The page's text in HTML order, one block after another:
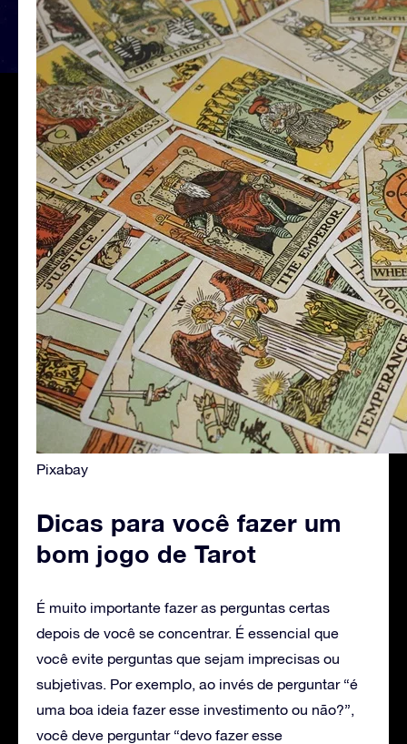
Pixabay
Dicas para você fazer um
bom jogo de Tarot
É muito importante fazer as perguntas certas
depois de você se concentrar. É essencial que
você evite perguntas que sejam imprecisas ou
subjetivas. Por exemplo, ao invés de perguntar “é
uma boa ideia fazer esse investimento ou não?”,
você deve perguntar “devo fazer esse